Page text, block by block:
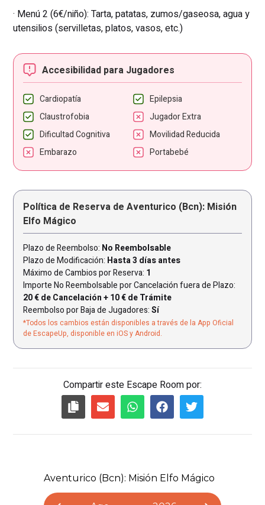
· Menú 2 (6€/niño): Tarta, patatas, zumos/gaseosa, agua y
utensilios (servilletas, platos, vasos, etc.)
Accesibilidad para Jugadores
Cardiopatía
Epilepsia
Claustrofobia
Jugador Extra
Dificultad Cognitiva
Movilidad Reducida
Embarazo
Portabebé
Política de Reserva de Aventurico (Bcn): Misión
Elfo Mágico
Plazo de Reembolso: No Reembolsable
Plazo de Modificación: Hasta 3 días antes
Máximo de Cambios por Reserva: 1
Importe No Reembolsable por Cancelación fuera de Plazo:
20 € de Cancelación + 10 € de Trámite
Reembolso por Baja de Jugadores: Sí
*Todos los cambios están disponibles a través de la App Oficial
de EscapeUp, disponible en iOS y Android.
Compartir este Escape Room por: